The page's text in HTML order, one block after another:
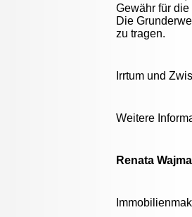
Gewähr für
Die
zu tragen.
Irrtum und
Weitere
Renata